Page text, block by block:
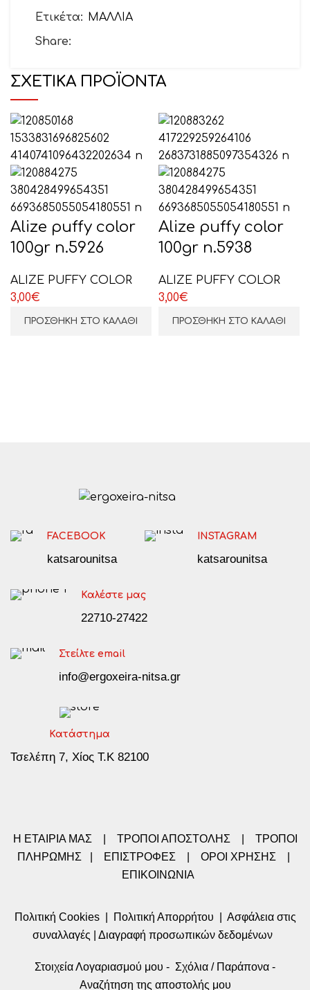
Θέμα
Το μήνυμά σας (προαιρετικό)
Ετικέτα:
ΜΑΛΛΙΑ
Share:
ΣΧΕΤΙΚΆ ΠΡΟΪΌΝΤΑ
Alize puffy color
100gr n.5926
ALIZE PUFFY COLOR
3,00€
ΠΡΟΣΘΉΚΗ ΣΤΟ ΚΑΛΆΘΙ
Alize puffy color
100gr n.5938
ALIZE PUFFY COLOR
3,00€
ΠΡΟΣΘΉΚΗ ΣΤΟ ΚΑΛΆΘΙ
FACEBOOK
katsarounitsa
INSTAGRAM
katsarounitsa
Καλέστε μας
22710-27422
Στείλτε email
info@ergoxeira-nitsa.gr
Κατάστημα
Τσελέπη 7, Χίος Τ.Κ 82100
Η ΕΤΑΙΡΙΑ ΜΑΣ ΤΡΟΠΟΙ ΑΠΟΣΤΟΛΗΣ
ΤΡΟΠΟΙ
ΠΛΗΡΩΜΗΣ
ΕΠΙΣΤΡΟΦΕΣ ΟΡΟΙ ΧΡΗΣΗΣ
ΕΠΙΚΟΙΝΩΝΙΑ
Πολιτική Cookies| Πολιτική Απορρήτου
Ασφάλεια στις
συναλλαγές
Διαγραφή προσωπικών δεδομένων
Στοιχεία Λογαριασμού μου - Σχόλια / Παράπονα -
Αναζήτηση της αποστολής μου